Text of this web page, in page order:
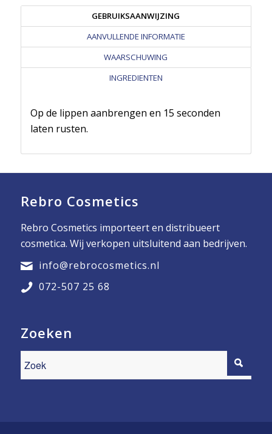
GEBRUIKSAANWIJZING
AANVULLENDE INFORMATIE
WAARSCHUWING
INGREDIENTEN
Op de lippen aanbrengen en 15 seconden
laten rusten.
Rebro Cosmetics
Rebro Cosmetics importeert en distribueert
cosmetica. Wij verkopen uitsluitend aan bedrijven.
info@rebrocosmetics.nl
072-507 25 68
Zoeken